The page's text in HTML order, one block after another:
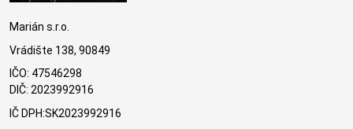
Marián s.r.o.
Vrádište 138, 90849
IČO: 47546298
DIČ: 2023992916
IČ DPH:SK2023992916